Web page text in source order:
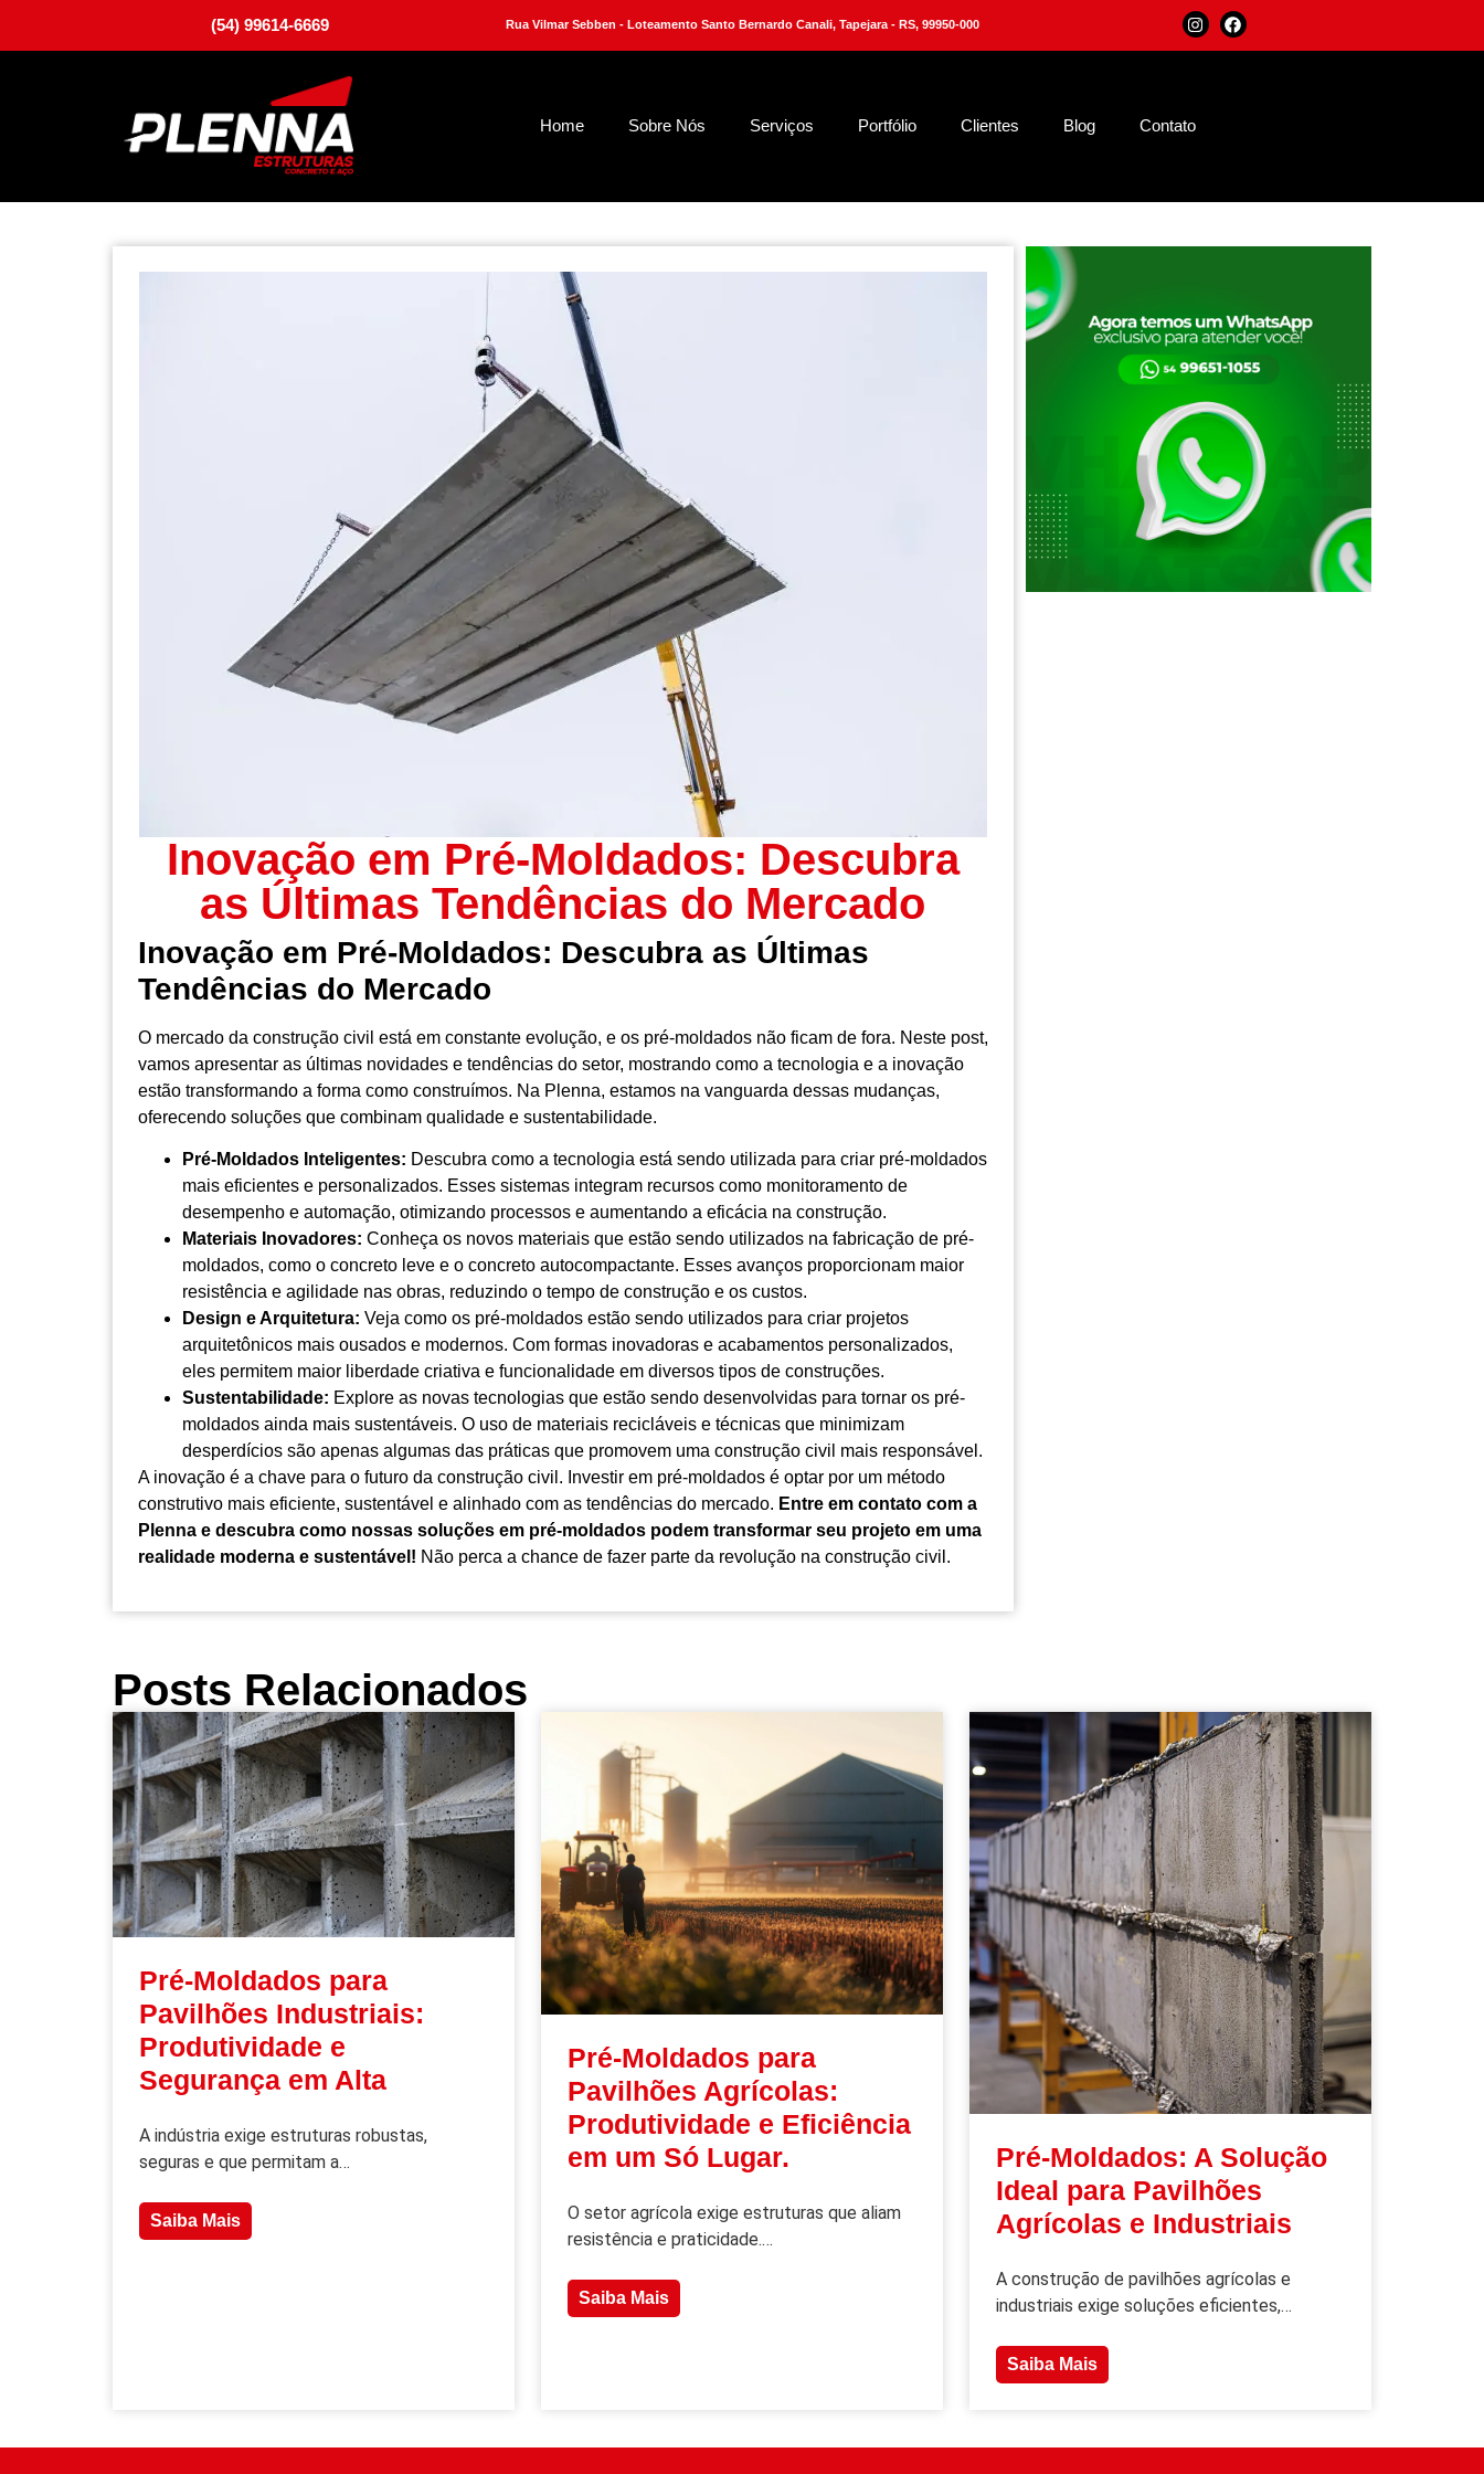
(54) 99614-6669 Rua Vilmar Sebben - Loteamento Santo Bernardo Canali, Tapejara - RS, 99950-000
Home Sobre Nós Serviços Portfólio Clientes Blog Contato
Inovação em Pré-Moldados: Descubra
as Últimas Tendências do Mercado
Inovação em Pré-Moldados: Descubra as Últimas
Tendências do Mercado
O mercado da construção civil está em constante evolução, e os pré-moldados não ficam de fora. Neste post,
vamos apresentar as últimas novidades e tendências do setor, mostrando como a tecnologia e a inovação
estão transformando a forma como construímos. Na Plenna, estamos na vanguarda dessas mudanças,
oferecendo soluções que combinam qualidade e sustentabilidade.
Pré-Moldados Inteligentes: Descubra como a tecnologia está sendo utilizada para criar pré-moldados
mais eficientes e personalizados. Esses sistemas integram recursos como monitoramento de
desempenho e automação, otimizando processos e aumentando a eficácia na construção.
Materiais Inovadores: Conheça os novos materiais que estão sendo utilizados na fabricação de pré-
moldados, como o concreto leve e o concreto autocompactante. Esses avanços proporcionam maior
resistência e agilidade nas obras, reduzindo o tempo de construção e os custos.
Design e Arquitetura: Veja como os pré-moldados estão sendo utilizados para criar projetos
arquitetônicos mais ousados e modernos. Com formas inovadoras e acabamentos personalizados,
eles permitem maior liberdade criativa e funcionalidade em diversos tipos de construções.
Sustentabilidade: Explore as novas tecnologias que estão sendo desenvolvidas para tornar os pré-
moldados ainda mais sustentáveis. O uso de materiais recicláveis e técnicas que minimizam
desperdícios são apenas algumas das práticas que promovem uma construção civil mais responsável.
A inovação é a chave para o futuro da construção civil. Investir em pré-moldados é optar por um método
construtivo mais eficiente, sustentável e alinhado com as tendências do mercado. Entre em contato com a
Plenna e descubra como nossas soluções em pré-moldados podem transformar seu projeto em uma
realidade moderna e sustentável! Não perca a chance de fazer parte da revolução na construção civil.
Posts Relacionados
Pré-Moldados para
Pavilhões Industriais:
Produtividade e
Segurança em Alta
A indústria exige estruturas robustas,
seguras e que permitam a…
Saiba Mais
Pré-Moldados para
Pavilhões Agrícolas:
Produtividade e Eficiência
em um Só Lugar.
O setor agrícola exige estruturas que aliam
resistência e praticidade.…
Saiba Mais
Pré-Moldados: A Solução
Ideal para Pavilhões
Agrícolas e Industriais
A construção de pavilhões agrícolas e
industriais exige soluções eficientes,…
Saiba Mais